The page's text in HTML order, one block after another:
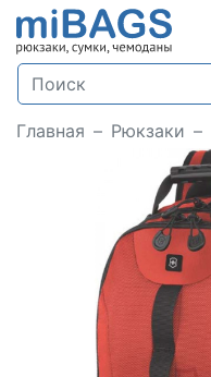
Главная Рюкзаки